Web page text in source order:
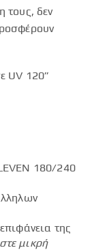
τους, δεν
UV 120”
180/240
της
μικρή